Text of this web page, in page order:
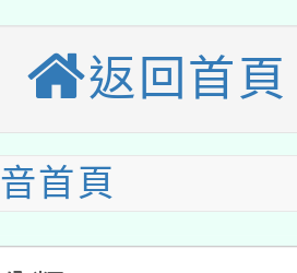
單位及節水達
廟祈福系列
啟航」
桃園地景藝術
學年度第2次
果公告(無人
共學行動站研
115年度閱讀
動專業研習
─人工智慧
返回首頁
首頁